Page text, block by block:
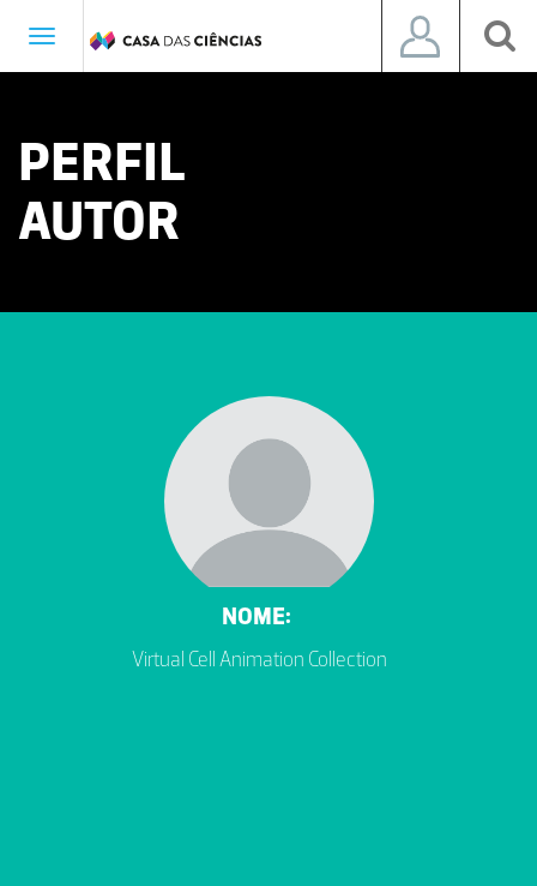
Toggle
PERFIL
AUTOR
NOME:
Virtual Cell Animation Collection